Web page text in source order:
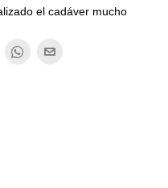
el cadáver mucho